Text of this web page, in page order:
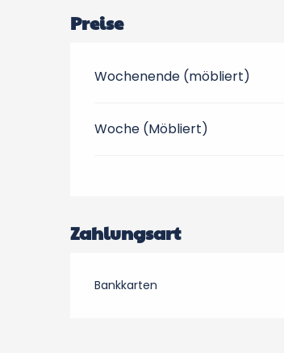
Preise
Wochenende (möbliert)
Woche (Möbliert)
Zahlungsart
Bankkarten